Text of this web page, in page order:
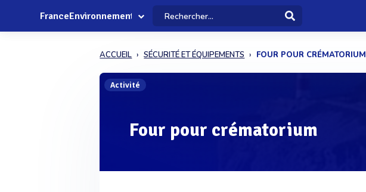
FranceEnvironnement
ACCUEIL SÉCURITÉ ET ÉQUIPEMENTS FOUR POUR CRÉMATORIUM
Activité
Four pour crématorium